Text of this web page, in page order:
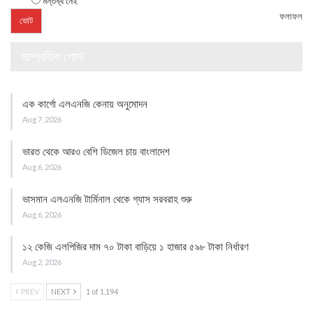
ফলাফল
এক কার্গো এলএনজি কেনায় অনুমোদন
Aug 7, 2026
ভারত থেকে আরও বেশি ডিজেল চায় বাংলাদেশ
Aug 6, 2026
ভাসমান এলএনজি টার্মিনাল থেকে গ্যাস সরবরাহ শুরু
Aug 6, 2026
১২ কেজি এলপিজির দাম ৭০ টাকা বাড়িয়ে ১ হাজার ৫৯৮ টাকা নির্ধারণ
Aug 2, 2026
PREV NEXT 1 of 1,194